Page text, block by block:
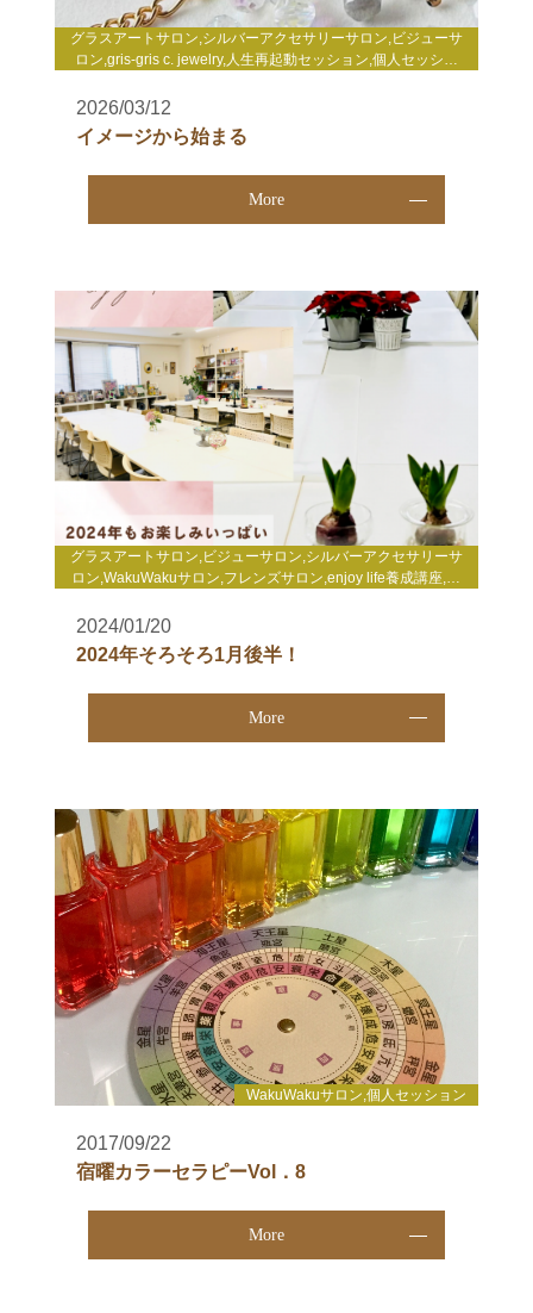
グラスアートサロン,シルバーアクセサリーサロン,ビジューサ
ロン,gris-gris c. jewelry,人生再起動セッション,個人セッショ
2026/03/12
イメージから始まる
More
グラスアートサロン,ビジューサロン,シルバーアクセサリーサ
ロン,WakuWakuサロン,フレンズサロン,enjoy life養成講座,自
2024/01/20
2024年そろそろ1月後半！
More
WakuWakuサロン,個人セッション
2017/09/22
宿曜カラーセラピーVol．8
More